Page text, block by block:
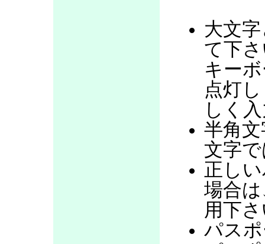
大文
て下
キー
点灯
しく
半角
文字
正し
場合
用下
パス